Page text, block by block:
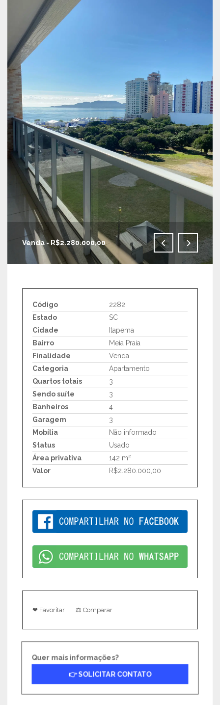
Venda - R$2.280.000,00
Código
2282
Estado
SC
Cidade
Itapema
Bairro
Meia Praia
Finalidade
Venda
Categoria
Apartamento
Quartos totais
3
Sendo suíte
3
Banheiros
4
Garagem
3
Mobília
Não informado
Status
Usado
Área privativa
142 m²
Valor
R$2.280.000,00
❤ Favoritar ⚖ Comparar
Quer mais informações?
👉 SOLICITAR CONTATO